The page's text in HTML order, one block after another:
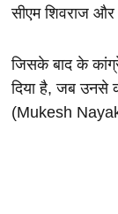
सीएम शिवराज और
जिसके बाद के
दिया है, जब उनसे
(Mukesh Nayak)